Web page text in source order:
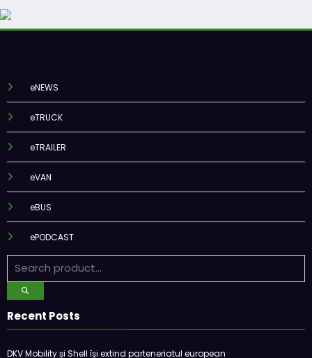
eNEWS
eTRUCK
eTRAILER
eVAN
eBUS
ePODCAST
Recent Posts
DKV Mobility și Shell își extind parteneriatul european